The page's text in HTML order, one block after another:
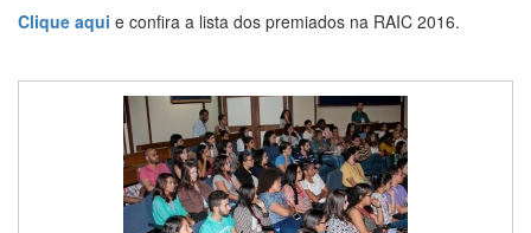
Clique aqui e confira a lista dos premiados na RAIC 2016.